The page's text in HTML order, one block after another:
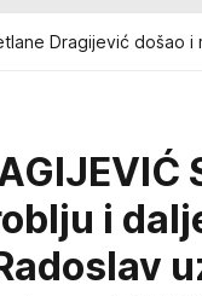
Dragijević došao i
i